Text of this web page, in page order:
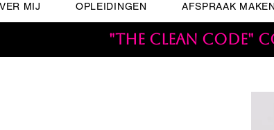
MIJ OPLEIDINGEN AFSPRAAK MAKEN
"THE CLEAN